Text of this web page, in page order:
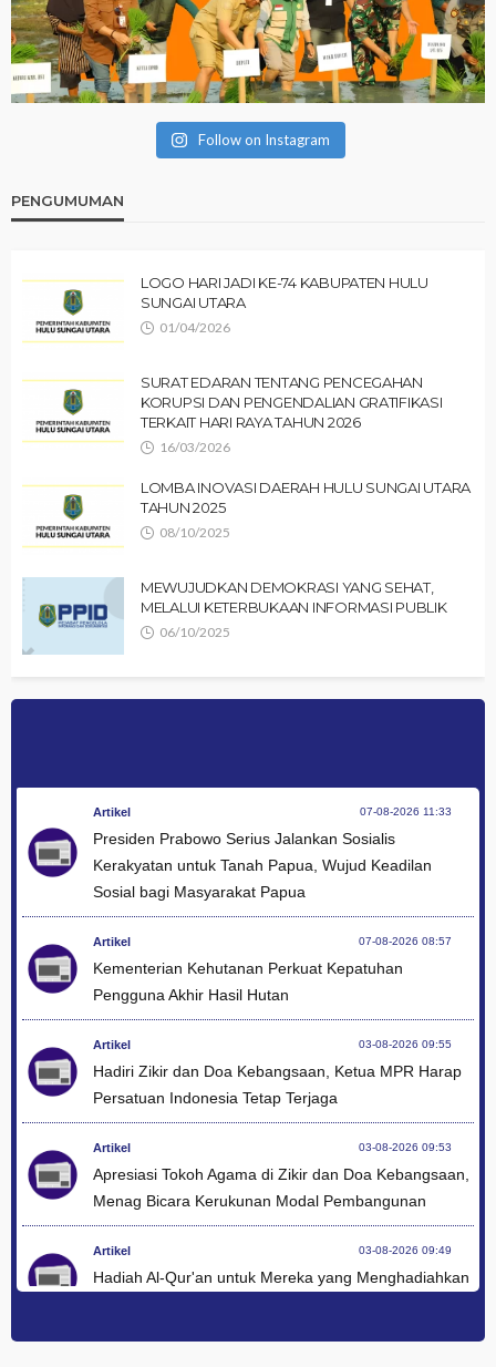
Follow on Instagram
PENGUMUMAN
LOGO HARI JADI KE-74 KABUPATEN HULU
SUNGAI UTARA
01/04/2026
SURAT EDARAN TENTANG PENCEGAHAN
KORUPSI DAN PENGENDALIAN GRATIFIKASI
TERKAIT HARI RAYA TAHUN 2026
16/03/2026
LOMBA INOVASI DAERAH HULU SUNGAI UTARA
TAHUN 2025
08/10/2025
MEWUJUDKAN DEMOKRASI YANG SEHAT,
MELALUI KETERBUKAAN INFORMASI PUBLIK
06/10/2025
Artikel 07-08-2026 11:33
Presiden Prabowo Serius Jalankan Sosialis
Kerakyatan untuk Tanah Papua, Wujud Keadilan
Sosial bagi Masyarakat Papua
Artikel 07-08-2026 08:57
Kementerian Kehutanan Perkuat Kepatuhan
Pengguna Akhir Hasil Hutan
Artikel 03-08-2026 09:55
Hadiri Zikir dan Doa Kebangsaan, Ketua MPR Harap
Persatuan Indonesia Tetap Terjaga
Artikel 03-08-2026 09:53
Apresiasi Tokoh Agama di Zikir dan Doa Kebangsaan,
Menag Bicara Kerukunan Modal Pembangunan
Artikel 03-08-2026 09:49
Hadiah Al-Qur'an untuk Mereka yang Menghadiahkan